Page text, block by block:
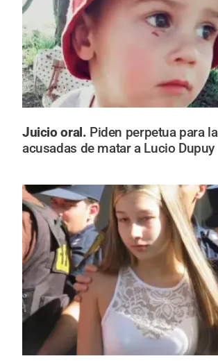
Juicio oral. Piden perpetua para
acusadas de matar a Lucio Dupuy